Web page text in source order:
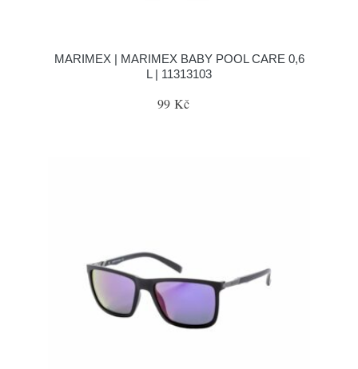
MARIMEX | MARIMEX BABY POOL CARE 0,6
L | 11313103
99 Kč